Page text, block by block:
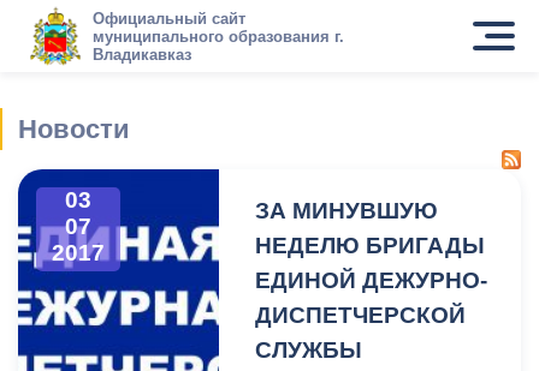
Официальный сайт
муниципального образования г.
Владикавказ
Новости
03
07
2017
ЗА МИНУВШУЮ
НЕДЕЛЮ БРИГАДЫ
ЕДИНОЙ ДЕЖУРНО-
ДИСПЕТЧЕРСКОЙ
СЛУЖБЫ